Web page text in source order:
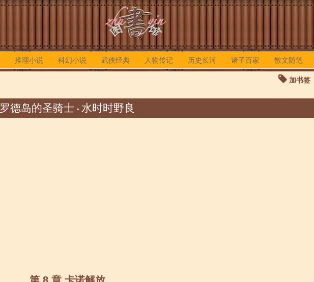
推理小说 科幻小说 武侠经典 人物传记 历史长河 诸子百家 散文随笔
加书签
罗德岛的圣骑士 - 水时时野良